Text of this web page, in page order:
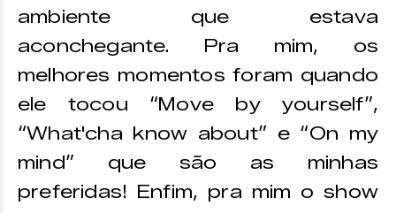
ambiente que estava
aconchegante. Pra mim, os
melhores momentos foram quando
ele tocou “Move by yourself”,
“What'cha know about” e “On my
mind” que são as minhas
preferidas! Enfim, pra mim o show